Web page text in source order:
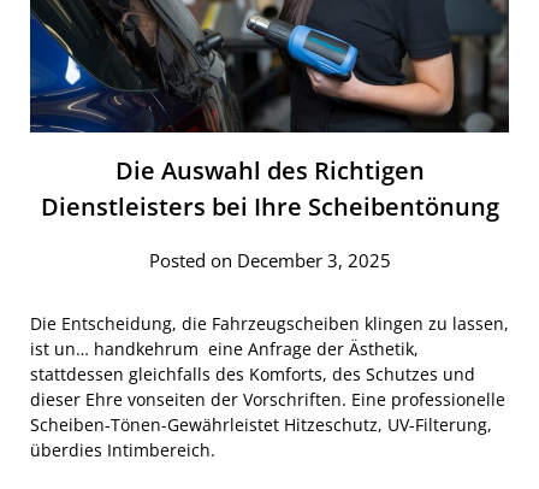
Die Auswahl des Richtigen
Dienstleisters bei Ihre Scheibentönung
Posted on December 3, 2025
Die Entscheidung, die Fahrzeugscheiben klingen zu lassen,
ist un… handkehrum eine Anfrage der Ästhetik,
stattdessen gleichfalls des Komforts, des Schutzes und
dieser Ehre vonseiten der Vorschriften. Eine professionelle
Scheiben-Tönen-Gewährleistet Hitzeschutz, UV-Filterung,
überdies Intimbereich.